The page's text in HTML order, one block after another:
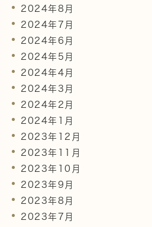
2024年8月
2024年7月
2024年6月
2024年5月
2024年4月
2024年3月
2024年2月
2024年1月
2023年12月
2023年11月
2023年10月
2023年9月
2023年8月
2023年7月